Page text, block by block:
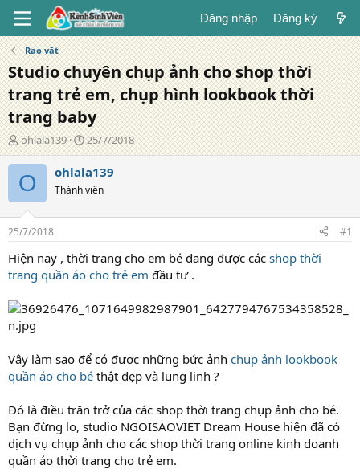
Đăng nhập Đăng ký
Rao vặt
Studio chuyên chụp ảnh cho shop thời
trang trẻ em, chụp hình lookbook thời
trang baby
T
á
c
g
ả
ohlala139
N
g
à
y
đ
g
25/7/2018
O ohlala139
Thành viên
25/7/2018 #1
Hiện nay , thời trang cho em bé đang được các shop thời
trang quần áo cho trẻ em đầu tư .
Vậy làm sao để có được những bức ảnh chụp ảnh lookbook
quần áo cho bé thật đẹp và lung linh ?
Đó là điều trăn trở của các shop thời trang chụp ảnh cho bé.
Bạn đừng lo, studio NGOISAOVIET Dream House hiện đã có
dịch vụ chụp ảnh cho các shop thời trang online kinh doanh
quần áo thời trang cho trẻ em.